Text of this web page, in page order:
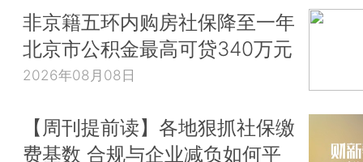
非京籍五环内购房社保降至一年
北京市公积金最高可贷340万元
2026年08月08日
【周刊提前读】各地狠抓社保缴
费基数 合规与企业减负如何平